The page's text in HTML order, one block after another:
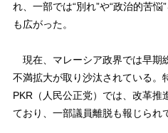
れ、一部では“別れ”や“政治的苦
も広がった。
現在、マレーシア政界では早期
不満拡大が取り沙汰されている。
PKR（人民公正党）では、改革推
ており、一部議員離脱も報じられ